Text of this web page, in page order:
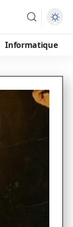
Informatique